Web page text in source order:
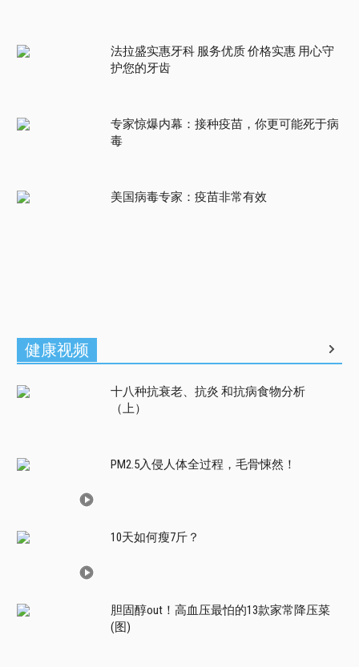
法拉盛实惠牙科 服务优质 价格实惠 用心守
护您的牙齿
专家惊爆内幕：接种疫苗，你更可能死于病
毒
美国病毒专家：疫苗非常有效
健康视频
十八种抗衰老、抗炎 和抗病食物分析
（上）
PM2.5入侵人体全过程，毛骨悚然！
10天如何瘦7斤？
胆固醇out！高血压最怕的13款家常降压菜
(图)